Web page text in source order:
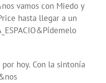
vamos con Miedo y
hasta llegar a un
hoy. Con la sintonía